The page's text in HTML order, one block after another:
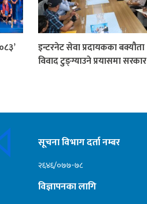
इन्टरनेट सेवा प्रदायकका बक्यौता
विवाद टुङ्ग्याउने प्रयासमा सरकार
सूचना विभाग दर्ता नम्बर
२६४६/०७७-७८
विज्ञापनका लागि